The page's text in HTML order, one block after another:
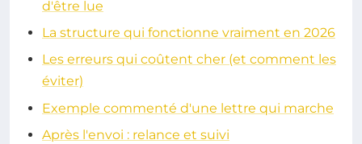
d'être lue
La structure qui fonctionne vraiment en 2026
Les erreurs qui coûtent cher (et comment les
éviter)
Exemple commenté d'une lettre qui marche
Après l'envoi : relance et suivi